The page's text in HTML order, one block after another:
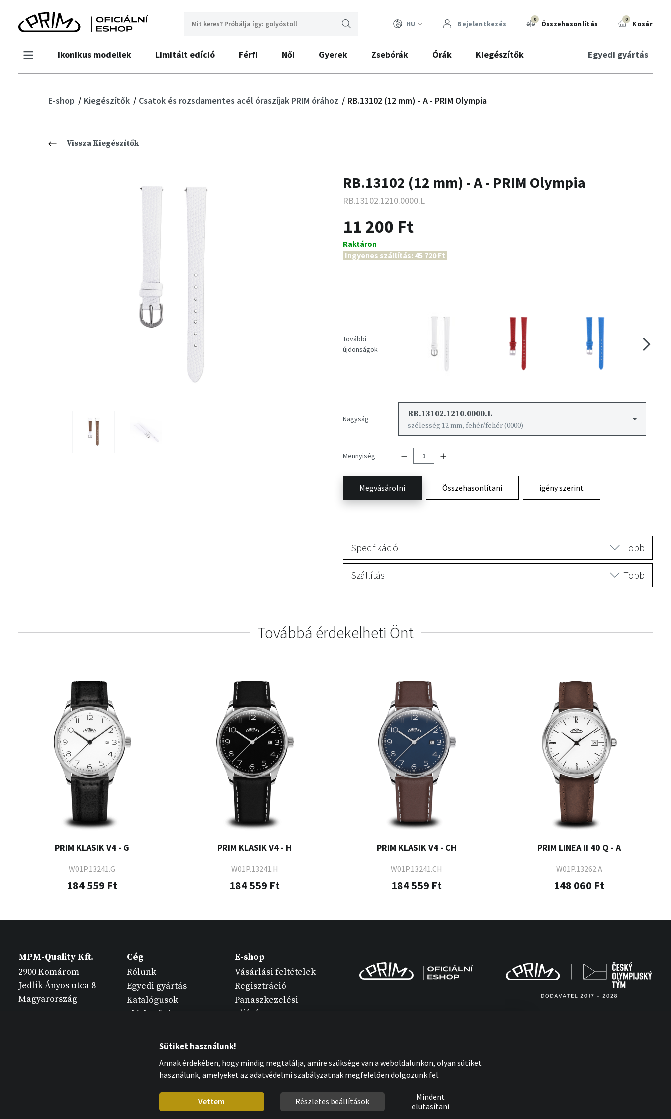
HU Bejelentkezés 0 Összehasonlítás 0 Kosár
Ikonikus modellek Limitált edíció Férfi Női Gyerek Zsebórák Órák Kiegészítők Egyedi gyártás
E-shop Kiegészítők Csatok és rozsdamentes acél óraszíjak PRIM órához RB.13102 (12 mm) - A - PRIM Olympia
Vissza Kiegészítők
RB.13102 (12 mm) - A - PRIM Olympia
RB.13102.1210.0000.L
11 200 Ft
Raktáron
Ingyenes szállítás: 45 720 Ft
További
újdonságok
Nagyság RB.13102.1210.0000.L
szélesség 12 mm, fehér/fehér (0000)
Mennyiség
Megvásárolni Összehasonlítani igény szerint
Specifikáció Több
Szállítás Több
Továbbá érdekelheti Önt
PRIM KLASIK V4 - G
W01P.13241.G
184 559 Ft
PRIM KLASIK V4 - H
W01P.13241.H
184 559 Ft
PRIM KLASIK V4 - CH
W01P.13241.CH
184 559 Ft
PRIM LINEA II 40 Q - A
W01P.13262.A
148 060 Ft
MPM-Quality Kft.
2900 Komárom
Jedlik Ányos utca 8
Magyarország
Cég
Rólunk
Egyedi gyártás
Katalógusok
Elérhetőség
E-shop
Vásárlási feltételek
Regisztráció
Panaszkezelési
eljárás
Óra karbantartása
védelme
Sütiket használunk!
Annak érdekében, hogy mindig megtalálja, amire szüksége van a weboldalunkon, olyan sütiket
használunk, amelyeket az adatvédelmi szabályzatnak megfelelően dolgozunk fel.
Vettem Részletes beállítások
Mindent
elutasítani